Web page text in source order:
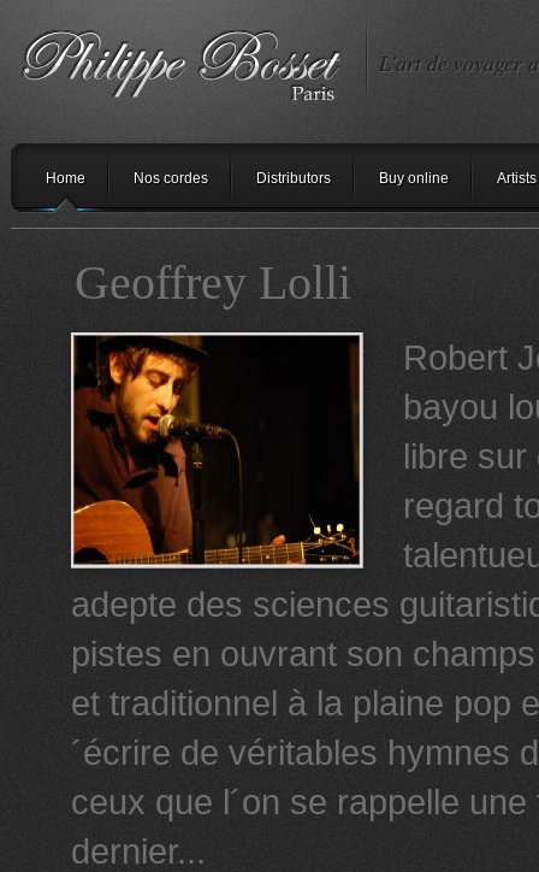
L'art de voyager
Home Nos cordes Distributors Buy online Artists
Geoffrey Lolli
Robert
bayou
libre sur
regard
adepte des sciences
pistes en ouvrant son
et traditionnel à la plaine pop
´écrire de véritables hymnes
ceux que l´on se rappelle
dernier...